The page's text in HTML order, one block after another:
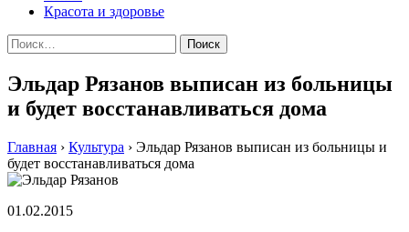
Красота и здоровье
Найти:
Эльдар Рязанов выписан из больницы
и будет восстанавливаться дома
Главная › Культура › Эльдар Рязанов выписан из больницы и
будет восстанавливаться дома
01.02.2015